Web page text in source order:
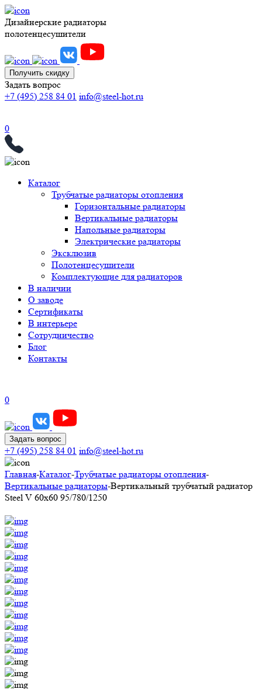
Дизайнерские радиаторы
полотенцесушители
Получить скидку
Задать вопрос
+7 (495) 258 84 01 info@steel-hot.ru
0
Каталог
Трубчатые радиаторы отопления
Горизонтальные радиаторы
Вертикальные радиаторы
Напольные радиаторы
Электрические радиаторы
Эксклюзив
Полотенцесушители
Комплектующие для радиаторов
В наличии
О заводе
Сертификаты
В интерьере
Сотрудничество
Блог
Контакты
0
Задать вопрос
+7 (495) 258 84 01 info@steel-hot.ru
Главная-Каталог-Трубчатые радиаторы отопления-
Вертикальные радиаторы-Вертикальный трубчатый радиатор
Steel V 60х60 95/780/1250